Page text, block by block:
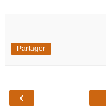
Partager
‹